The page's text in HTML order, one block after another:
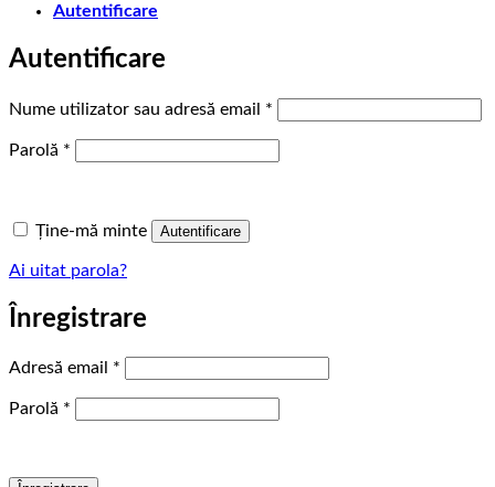
Autentificare
Autentificare
Nume utilizator sau adresă email *
Parolă *
Ține-mă minte Autentificare
Ai uitat parola?
Înregistrare
Adresă email *
Parolă *